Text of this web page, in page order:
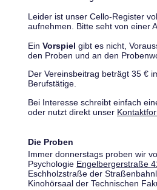
Leider ist unser Cello-Register
aufnehmen. Bitte seht von einer
Ein Vorspiel gibt es nicht,
den Proben und an den
Der Vereinsbeitrag beträgt 35 €
Berufstätige.
Bei Interesse schreibt einfach
oder nutzt direkt unser
Die Proben
Immer donnerstags proben wir
Psychologie Engelbergerstraße
Eschholzstraße der
Kinohörsaal der Technischen